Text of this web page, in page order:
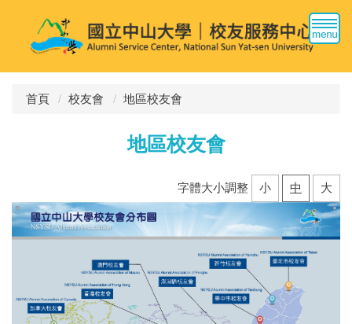
首頁 校友會 地區校友會
地區校友會
字體大小調整 小 中 大